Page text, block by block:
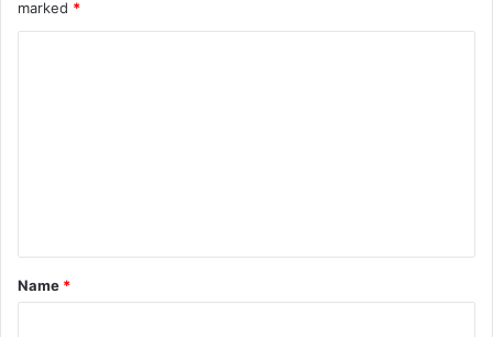
marked *
*
Name *